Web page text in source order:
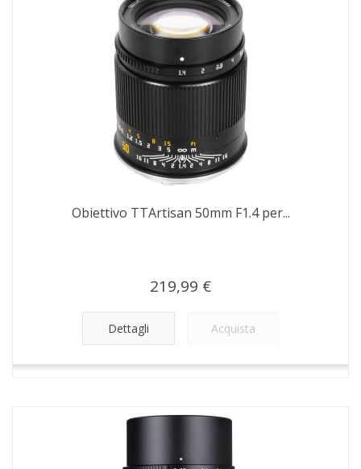
Obiettivo TTArtisan 50mm F1.4 per...
219,99 €
Dettagli Acquista